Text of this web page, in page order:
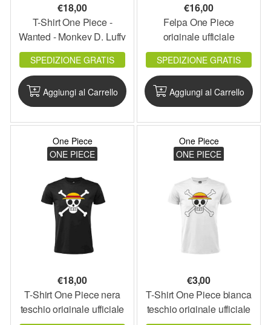
€18,00
T-Shirt One Piece -
Wanted - Monkey D. Luffy
originale ufficiale maglia
maglietta
SPEDIZIONE GRATIS
Aggiungi al Carrello
€16,00
Felpa One Piece
originale ufficiale
cappuccio e tasca manga
SPEDIZIONE GRATIS
Aggiungi al Carrello
One Piece
ONE PIECE
€18,00
T-Shirt One Piece nera
teschio originale ufficiale
One Piece
ONE PIECE
€3,00
T-Shirt One Piece bianca
teschio originale ufficiale